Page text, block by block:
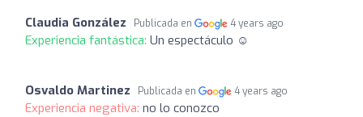
Claudia González Publicada en 4 years ago
Experiencia fantástica: Un espectáculo ☺️
Osvaldo Martinez Publicada en 4 years ago
Experiencia negativa: no lo conozco